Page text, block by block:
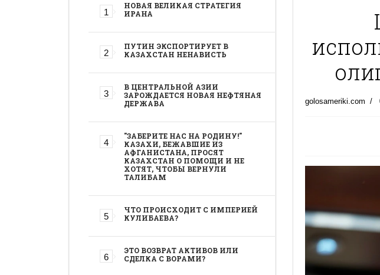
НОВАЯ ВЕЛИКАЯ СТРАТЕГИЯ
ИРАНА
ПУТИН ЭКСПОРТИРУЕТ В
КАЗАХСТАН НЕНАВИСТЬ
В ЦЕНТРАЛЬНОЙ АЗИИ
ЗАРОЖДАЕТСЯ НОВАЯ НЕФТЯНАЯ
ДЕРЖАВА
"ЗАБЕРИТЕ НАС НА РОДИНУ!"
КАЗАХИ, БЕЖАВШИЕ ИЗ
АФГАНИСТАНА, ПРОСЯТ
КАЗАХСТАН О ПОМОЩИ И НЕ
ХОТЯТ, ЧТОБЫ ВЕРНУЛИ
ТАЛИБАМ
ЧТО ПРОИСХОДИТ С ИМПЕРИЕЙ
КУЛИБАЕВА?
ЭТО ВОЗВРАТ АКТИВОВ ИЛИ
СДЕЛКА С ВОРАМИ?
golosameriki.com